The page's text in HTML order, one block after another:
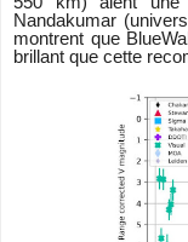
Nandakumar
montrent que
brillant que cette